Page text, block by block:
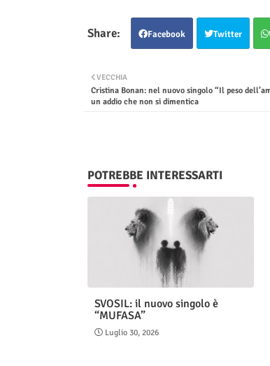
Facebook Twitter
VECCHIA
Cristina Bonan: nel nuovo singolo “Il peso
un addio che non si dimentica
POTREBBE INTERESSARTI
SVOSIL: il nuovo singolo è
“MUFASA”
Luglio 30, 2026